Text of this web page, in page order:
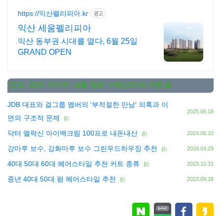
https://익산펠리피아.kr 광고
익산 세움펠리피아
익산 동부권 시대를 열다, 6월 25일
GRAND OPEN
'건강, 경제, 미디어, 상품 정보' 카테고리의 다른 글
JDB 대표와 걸그룹 멤버의 '부적절한 만남' 의혹과 이
면의 구조적 문제
(0)
2025.06.18
닥터 멜락신 아이백크림 100프로 내돈내산 (0) 2024.06.10
강마루 보수, 강화마루 보수 그린우드하우징 추천 (0) 2024.04.29
40대 50대 60대 헤어스타일 추천 커트 종류 (0) 2023.10.31
중년 40대 50대 펌 헤어스타일 추천 (0) 2023.09.18